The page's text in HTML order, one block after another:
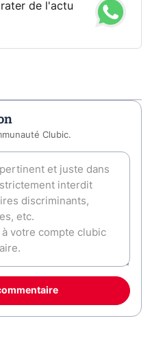
de l'actu
Clubic.